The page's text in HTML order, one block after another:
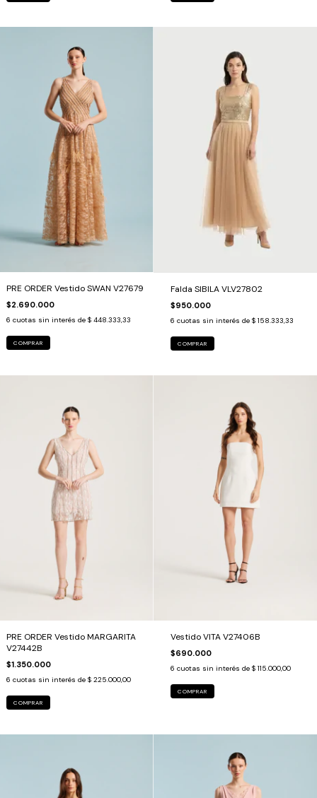
PRE ORDER Vestido SWAN V27679
$2.690.000
6 cuotas sin interés de $ 448.333,33
COMPRAR
Falda SIBILA VLV27802
$950.000
6 cuotas sin interés de $ 158.333,33
COMPRAR
PRE ORDER Vestido MARGARITA
V27442B
$1.350.000
6 cuotas sin interés de $ 225.000,00
COMPRAR
Vestido VITA V27406B
$690.000
6 cuotas sin interés de $ 115.000,00
COMPRAR